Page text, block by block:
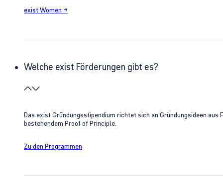
exist Women →
Welche exist Förderungen gibt es?
Das exist Gründungsstipendium richtet sich an Gründungsideen
bestehendem Proof of Principle.
Zu den Programmen